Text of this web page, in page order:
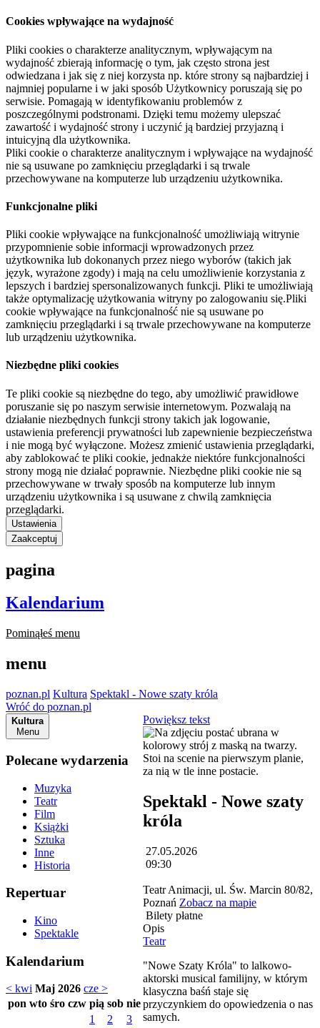
Cookies wpływające na wydajność
Pliki cookies o charakterze analitycznym, wpływającym na
wydajność zbierają informację o tym, jak często strona jest
odwiedzana i jak się z niej korzysta np. które strony są najbardziej i
najmniej popularne i w jaki sposób Użytkownicy poruszają się po
serwisie. Pomagają w identyfikowaniu problemów z
poszczególnymi podstronami. Dzięki temu możemy ulepszać
zawartość i wydajność strony i uczynić ją bardziej przyjazną i
intuicyjną dla użytkownika.
Pliki cookie o charakterze analitycznym i wpływające na wydajność
nie są usuwane po zamknięciu przeglądarki i są trwale
przechowywane na komputerze lub urządzeniu użytkownika.
Funkcjonalne pliki
Pliki cookie wpływające na funkcjonalność umożliwiają witrynie
przypomnienie sobie informacji wprowadzonych przez
użytkownika lub dokonanych przez niego wyborów (takich jak
język, wyrażone zgody) i mają na celu umożliwienie korzystania z
lepszych i bardziej spersonalizowanych funkcji. Pliki te umożliwiają
także optymalizację użytkowania witryny po zalogowaniu się.Pliki
cookie wpływające na funkcjonalność nie są usuwane po
zamknięciu przeglądarki i są trwale przechowywane na komputerze
lub urządzeniu użytkownika.
Niezbędne pliki cookies
Te pliki cookie są niezbędne do tego, aby umożliwić prawidłowe
poruszanie się po naszym serwisie internetowym. Pozwalają na
działanie niezbędnych funkcji strony takich jak logowanie,
ustawienia preferencji prywatności lub zapewnienie bezpieczeństwa
i nie mogą być wyłączone. Możesz zmienić ustawienia przeglądarki,
aby zablokować te pliki cookie, jednakże niektóre funkcjonalności
strony mogą nie działać poprawnie. Niezbędne pliki cookie nie są
przechowywane w trwały sposób na komputerze lub innym
urządzeniu użytkownika i są usuwane z chwilą zamknięcia
przeglądarki.
Ustawienia
Zaakceptuj
pagina
Kalendarium
Pominąłeś menu
menu
poznan.pl Kultura Spektakl - Nowe szaty króla
Wróć do poznan.pl
Kultura
Menu
Polecane wydarzenia
Muzyka
Teatr
Film
Książki
Sztuka
Inne
Historia
Repertuar
Kino
Spektakle
Kalendarium
< kwi Maj 2026 cze >
pon wto śro czw pią sob nie
1
2
3
Powiększ tekst
Spektakl - Nowe szaty
króla
27.05.2026
09:30
Teatr Animacji, ul. Św. Marcin 80/82,
Poznań Zobacz na mapie
Bilety płatne
Opis
Teatr
"Nowe Szaty Króla" to lalkowo-
aktorski musical familijny, w którym
klasyczna baśń staje się
przyczynkiem do opowiedzenia o nas
samych.